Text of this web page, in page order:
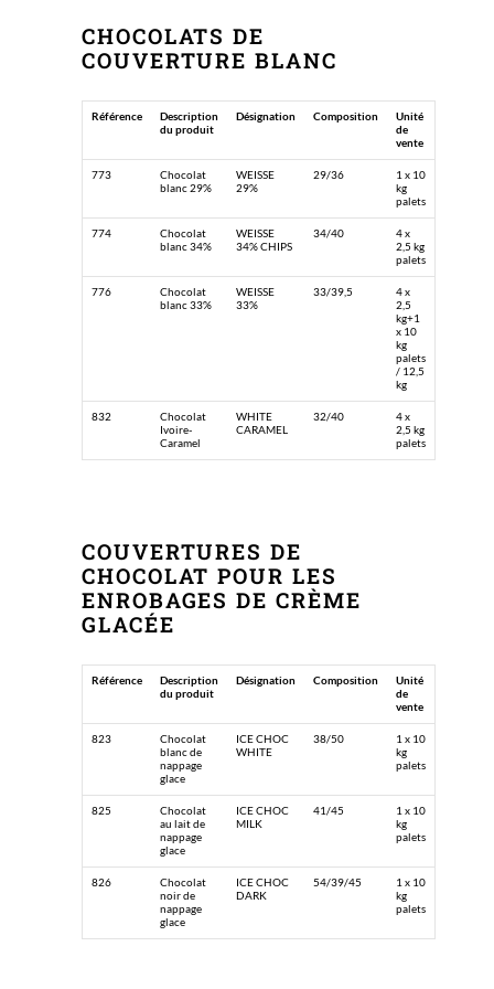
CHOCOLATS DE
COUVERTURE BLANC
Référence
Description
du produit
Désignation Composition
Unité
de
vente
773
Chocolat
blanc 29%
WEISSE
29%
29/36
1 x 10
kg
palets
774
Chocolat
blanc 34%
WEISSE
34% CHIPS
34/40
4 x
2,5 kg
palets
776
Chocolat
blanc 33%
WEISSE
33%
33/39,5
4 x
2,5
kg+1
x 10
kg
palets
/ 12,5
kg
832
Chocolat
Ivoire-
Caramel
WHITE
CARAMEL
32/40
4 x
2,5 kg
palets
COUVERTURES DE
CHOCOLAT POUR LES
ENROBAGES DE CRÈME
GLACÉE
Référence
Description
du produit
Désignation Composition
Unité
de
vente
823
Chocolat
blanc de
nappage
glace
ICE CHOC
WHITE
38/50
1 x 10
kg
palets
825
Chocolat
au lait de
nappage
glace
ICE CHOC
MILK
41/45
1 x 10
kg
palets
826
Chocolat
noir de
nappage
glace
ICE CHOC
DARK
54/39/45
1 x 10
kg
palets